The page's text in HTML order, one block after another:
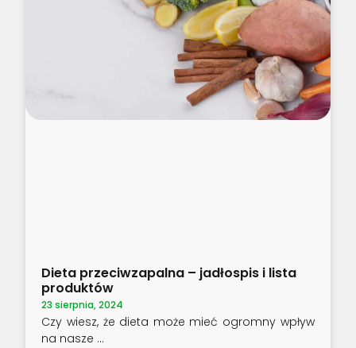
Dieta przeciwzapalna – jadłospis i lista
produktów
23 sierpnia, 2024
Czy wiesz, że dieta może mieć ogromny wpływ
na nasze